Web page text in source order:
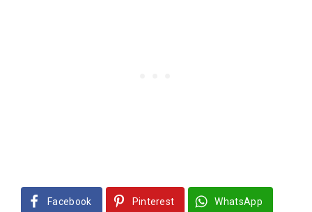
Facebook Pinterest WhatsApp